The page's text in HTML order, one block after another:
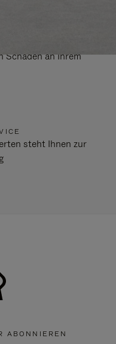
an Ihrem
steht Ihnen zur
ABONNIEREN